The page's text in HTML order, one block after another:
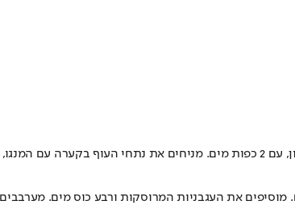
את העגבניות המרוסקות ורבע כוס מים. מערבבים היטב.